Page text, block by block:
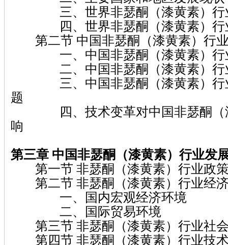
三、世界非瑟酮（漆黄素）行
四、世界非瑟酮（漆黄素）行
第二节 中国非瑟酮（漆黄素）行
一、中国非瑟酮（漆黄素）行
二、中国非瑟酮（漆黄素）行
三、中国非瑟酮（漆黄素）行
题
四、技术变革对中国非瑟酮（
响
第三章 中国非瑟酮（漆黄素）行业发
第一节 非瑟酮（漆黄素）行业政
第二节 非瑟酮（漆黄素）行业经
一、国内宏观经济环境
二、国际贸易环境
第三节 非瑟酮（漆黄素）行业社
第四节 非瑟酮（漆黄素）行业技